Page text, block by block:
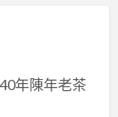
年陳年老茶